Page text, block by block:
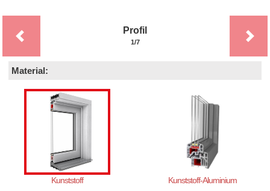
Profil
1/7
Material:
Kunststoff Kunststoff-Aluminium